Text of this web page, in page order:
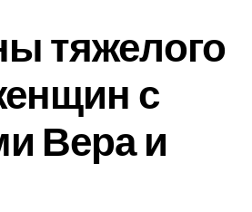
тяжелого
с
Вера и